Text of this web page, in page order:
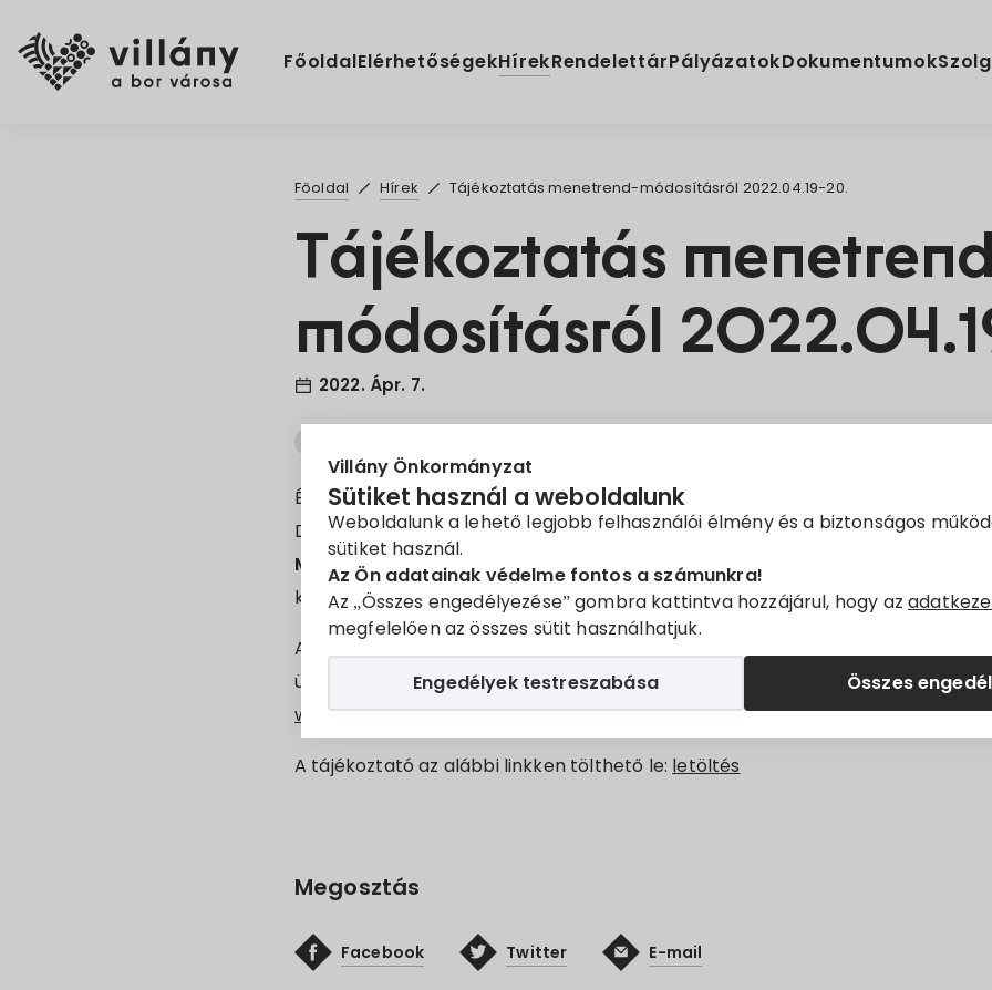
Villány Önkormányzat
Sütiket használ a weboldalunk
Weboldalunk a lehető legjobb felhasználói élmény és a biztonságos
sütiket használ.
Az Ön adatainak védelme fontos a számunkra!
Az „Összes engedélyezése” gombra kattintva hozzájárul, hogy az
megfelelően az összes sütit használhatjuk.
Összes
Engedélyek testreszabása
FőoldalElérhetőségekHírekRendelettárPályázatokDokumentumok
Főoldal Hírek Tájékoztatás menetrend-módosításról 2022.04.19-20.
Tájékoztatás
módosításról
2022. Ápr. 7.
Értesítjük tisztelt utasainkat, hogy2022. április 19-től 2022. április 20-ig
Dombóvár állomások között végzett pályakarbantartási munkák miatt a65
Magyarbólyés 66 Villány – Mohács
vasútvonalon a vonatok módosított
közlekednek.
A vasútvonal részletes vágányzári menetrendje megtalálható az állomási
ügyfélszolgálatoknál, illetve elérhető a MÁVDIREKT +36 (1) 3 49 49 49-es
www.mavcsoport.huhonlapon.
A tájékoztató az alábbi linkken tölthető le: letöltés
Megosztás
Facebook Twitter E-mail